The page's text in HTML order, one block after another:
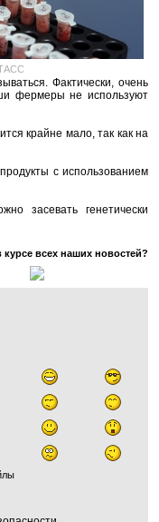
Фактически, очень
фермеры не используют
крайне мало, так как на
с использованием
засевать генетически
курсе всех наших новостей?